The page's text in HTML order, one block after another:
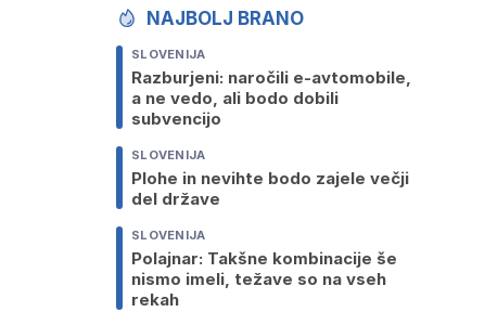
NAJBOLJ BRANO
SLOVENIJA
Razburjeni: naročili e-avtomobile,
a ne vedo, ali bodo dobili
subvencijo
SLOVENIJA
Plohe in nevihte bodo zajele večji
del države
SLOVENIJA
Polajnar: Takšne kombinacije še
nismo imeli, težave so na vseh
rekah